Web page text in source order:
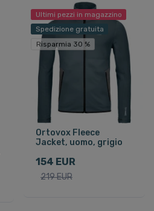
Ultimi pezzi in magazzino
Spedizione gratuita
Risparmia 30 %
Ortovox Fleece
Jacket, uomo, grigio
154 EUR
219 EUR